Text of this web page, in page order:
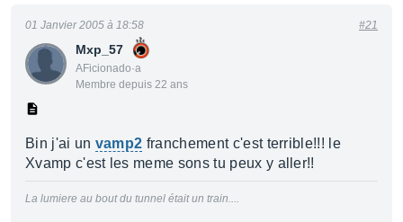
Mxp_57
AFicionado·a
Membre depuis 22 ans
01 Janvier 2005 à 18:58 #21
Bin j'ai un vamp2 franchement c'est terrible!!! le
Xvamp c'est les meme sons tu peux y aller!!
La lumiere au bout du tunnel était un train....